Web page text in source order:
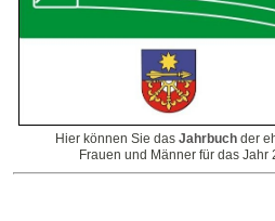
Hier können Sie das Jahrbuch der
Frauen und Männer für das Jahr